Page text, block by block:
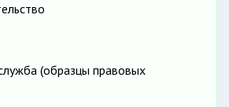
(образцы правовых